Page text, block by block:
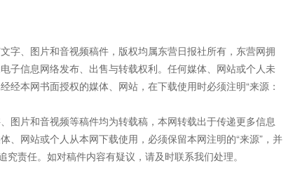
字、图片和音视频稿件，版权均属东营日报社所有，东营网拥
子信息网络发布、出售与转载权利。任何媒体、网站或个人未
本网书面授权的媒体、网站，在下载使用时必须注明“来源：
图片和音视频等稿件均为转载稿，本网转载出于传递更多信息
网站或个人从本网下载使用，必须保留本网注明的“来源”，并
责任。如对稿件内容有疑议，请及时联系我们处理。